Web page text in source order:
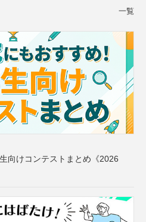
一覧
向けコンテストまとめ《2026